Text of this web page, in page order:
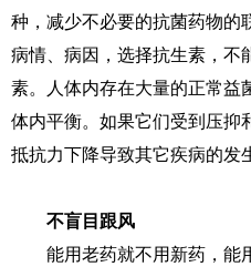
种，减少不必要的抗菌药物的
病情、病因，选择抗生素，不
素。人体内存在大量的正常益
体内平衡。如果它们受到压抑
抵抗力下降导致其它疾病的发
不盲目跟风
能用老药就不用新药，能